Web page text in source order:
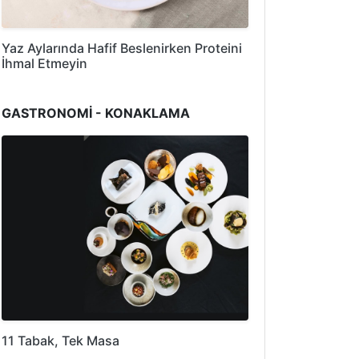
Yaz Aylarında Hafif Beslenirken Proteini
İhmal Etmeyin
GASTRONOMİ - KONAKLAMA
11 Tabak, Tek Masa